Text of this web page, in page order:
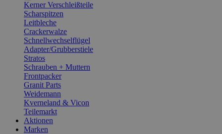
Kerner Verschleißteile
Scharspitzen
Leitbleche
Crackerwalze
Schnellwechselflügel
Adapter/Grubberstiele
Stratos
Schrauben + Muttern
Frontpacker
Granit Parts
Weidemann
Kverneland & Vicon
Teilemarkt
Aktionen
Marken